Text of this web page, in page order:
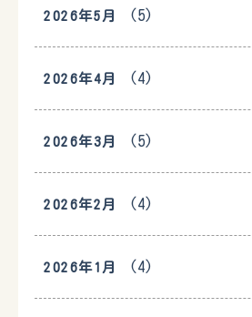
2026年5月 (5)
2026年4月 (4)
2026年3月 (5)
2026年2月 (4)
2026年1月 (4)